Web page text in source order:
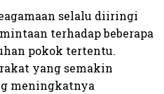
selalu diiringi
terhadap beberapa
pokok tertentu.
yang semakin
meningkatnya